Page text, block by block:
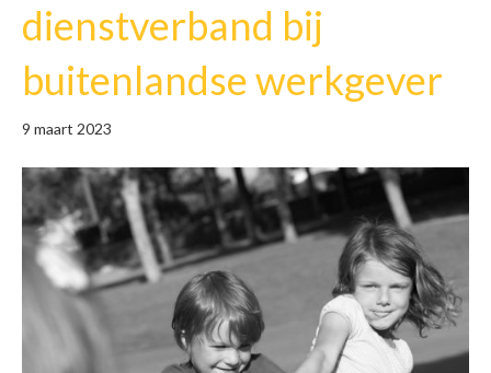
dienstverband bij
buitenlandse werkgever
9 maart 2023